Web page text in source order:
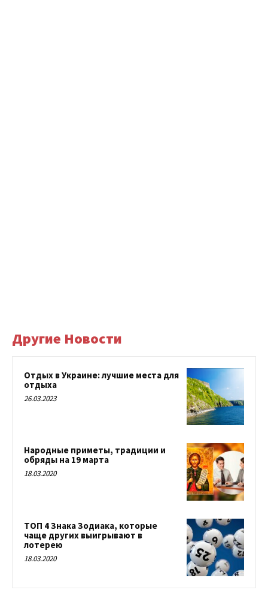
Другие Новости
Отдых в Украине: лучшие места для
отдыха
26.03.2023
Народные приметы, традиции и
обряды на 19 марта
18.03.2020
ТОП 4 Знака Зодиака, которые
чаще других выигрывают в
лотерею
18.03.2020